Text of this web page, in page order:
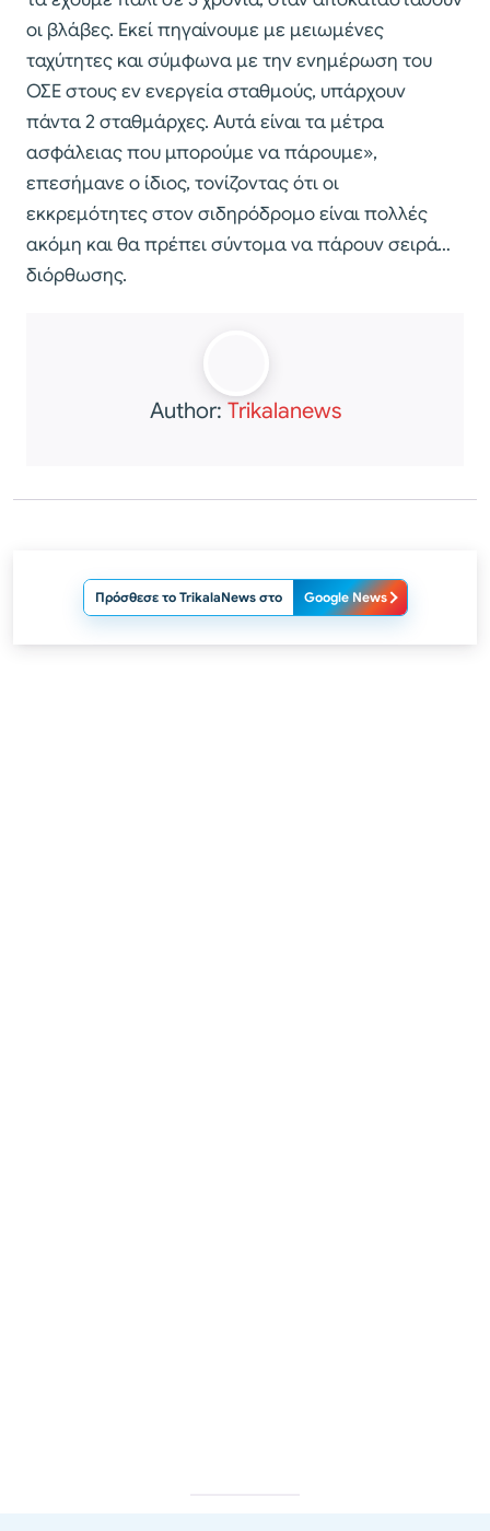
οι βλάβες. Εκεί πηγαίνουμε με μειωμένες
ταχύτητες και σύμφωνα με την ενημέρωση του
ΟΣΕ στους εν ενεργεία σταθμούς, υπάρχουν
πάντα 2 σταθμάρχες. Αυτά είναι τα μέτρα
ασφάλειας που μπορούμε να πάρουμε»,
επεσήμανε ο ίδιος, τονίζοντας ότι οι
εκκρεμότητες στον σιδηρόδρομο είναι πολλές
ακόμη και θα πρέπει σύντομα να πάρουν σειρά…
διόρθωσης.
Author: Trikalanews
Πρόσθεσε το TrikalaNews στο Google News